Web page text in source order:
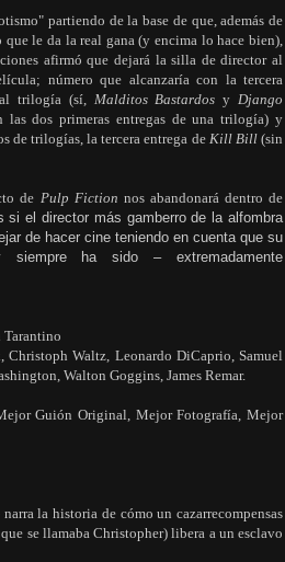
partiendo de la base de que, además de
le da la real gana (y encima lo hace bien),
afirmó que dejará la silla de director al
número que alcanzaría con la tercera
trilogía (sí, Malditos Bastardos y Django
las dos primeras entregas de una trilogía) y
de trilogías, la tercera entrega de Kill Bill(sin
de Pulp Fiction nos abandonará dentro de
si el director más gamberro de la alfombra
de hacer cine teniendo en cuenta que su
ha sido – extremadamente
Tarantino
Christoph Waltz, Leonardo DiCaprio, Samuel
Walton Goggins, James Remar.
Guión Original, Mejor Fotografía, Mejor
la historia de cómo un cazarrecompensas
se llamaba Christopher) libera a un esclavo